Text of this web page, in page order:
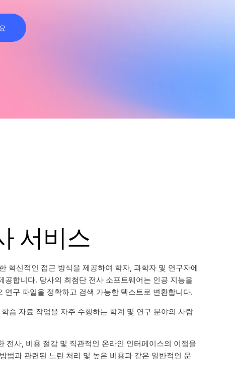
서비스
혁신적인 접근 방식을 제공하여 학자, 과학자 및 연구자에
공합니다. 당사의 최첨단 전사 소프트웨어는 인공 지능을
연구 파일을 정확하고 검색 가능한 텍스트로 변환합니다.
습 자료 작업을 자주 수행하는 학계 및 연구 분야의 사람
전사, 비용 절감 및 직관적인 온라인 인터페이스의 이점을
법과 관련된 느린 처리 및 높은 비용과 같은 일반적인 문